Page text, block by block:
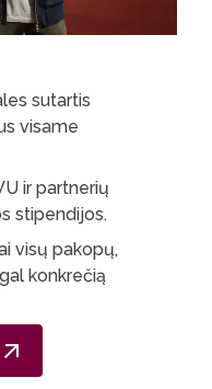
sutartis
visame
ir partnerių
stipendijos.
visų pakopų,
konkrečią